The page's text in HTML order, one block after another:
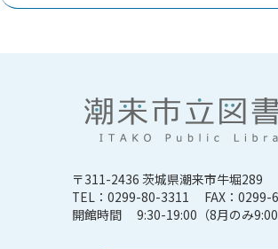
〒311-2436 茨城県潮来市牛堀289
TEL：0299-80-3311 FAX：0299-
開館時間 9:30-19:00（8月のみ9:00-